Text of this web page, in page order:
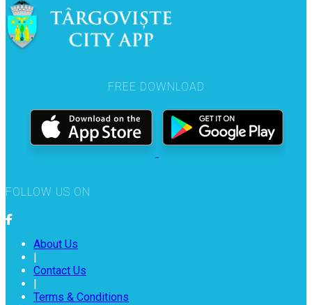
FREE DOWNLOAD
FOLLOW US ON
About Us
Contact Us
Terms & Conditions